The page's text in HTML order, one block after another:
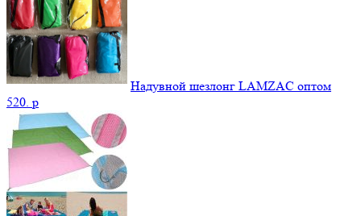
Надувной шезлонг LAMZAC оптом
520. p